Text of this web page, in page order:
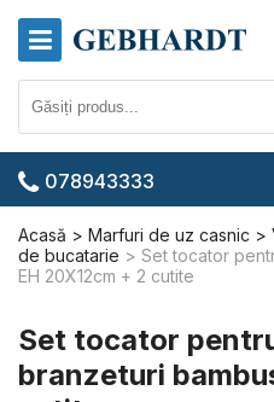
078943333
Acasă Marfuri de uz casnic
de bucatarie
Set tocator
EH 20Х12сm + 2 cutite
Set tocator
branzeturi